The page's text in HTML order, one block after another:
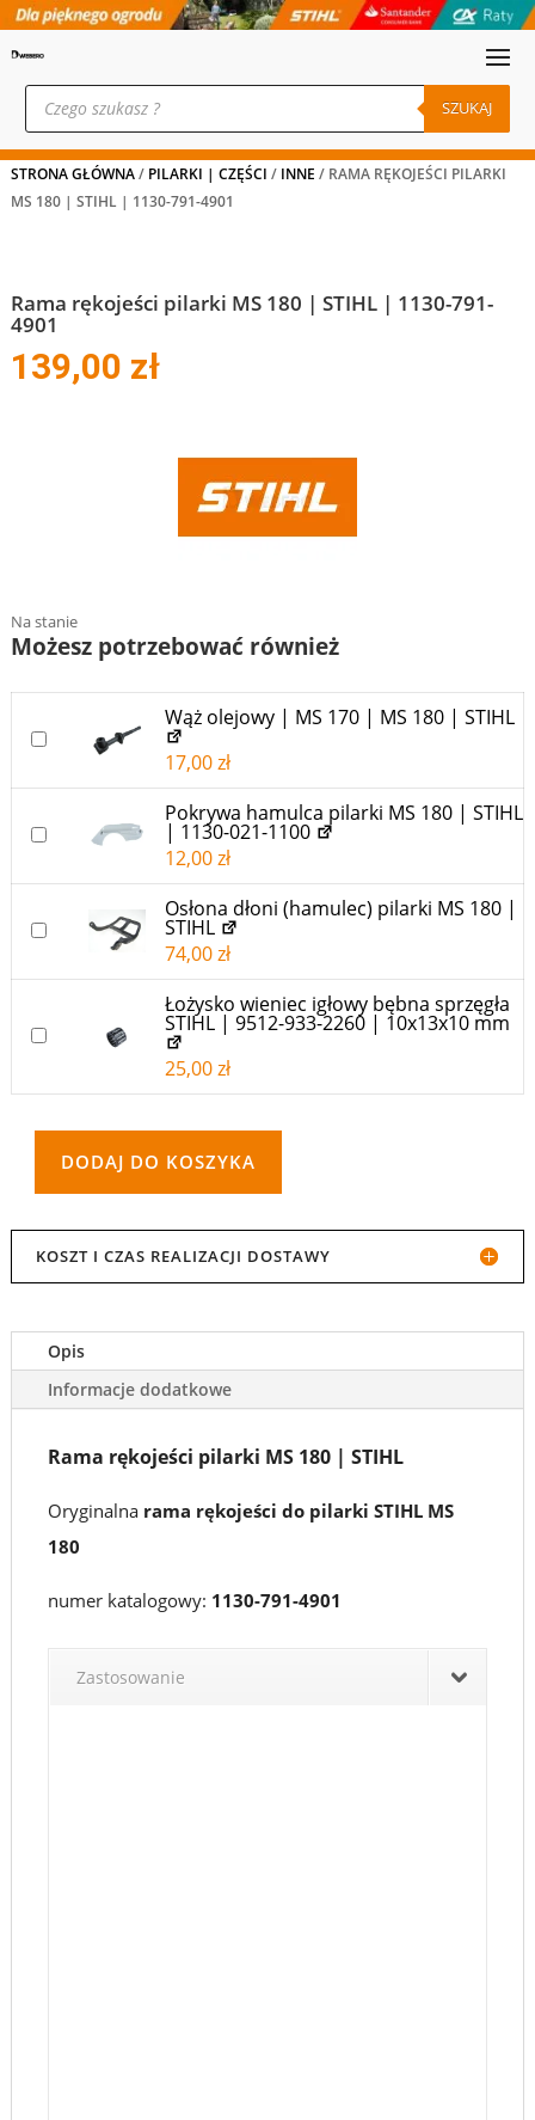
Wyszukiwarka
produktów SZUKAJ
STRONA GŁÓWNA/ PILARKI | CZĘŚCI / INNE / RAMA RĘKOJEŚCI PILARKI
MS 180 | STIHL | 1130-791-4901
Rama rękojeści pilarki MS 180 | STIHL | 1130-791-
4901
139,00 zł
Na stanie
Możesz potrzebować również
DODAJ DO KOSZYKA RÓWNIEŻ “WĄŻ OLEJOWY | MS
Wąż olejowy | MS 170 | MS 180 | STIHL
17,00zł
DODAJ DO KOSZYKA RÓWNIEŻ “POKRYWA HAMULCA
Pokrywa hamulca pilarki MS 180 | STIHL
| 1130-021-1100
12,00zł
DODAJ DO KOSZYKA RÓWNIEŻ “OSŁONA DŁONI
Osłona dłoni (hamulec) pilarki MS 180 |
STIHL
74,00zł
DODAJ DO KOSZYKA RÓWNIEŻ “ŁOŻYSKO WIENIEC
Łożysko wieniec igłowy bębna sprzęgła
STIHL | 9512-933-2260 | 10x13x10 mm
25,00zł
RAMA
180
DODAJ DO KOSZYKA
KOSZT I CZAS REALIZACJI DOSTAWY
Opis
Informacje dodatkowe
Rama rękojeści pilarki MS 180 | STIHL
Oryginalna rama rękojeści do pilarki STIHL MS
180
numer katalogowy: 1130-791-4901
Zastosowanie